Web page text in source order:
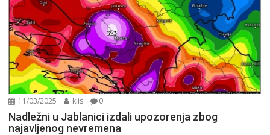
11/03/2025 klis 0
Nadležni u Jablanici izdali upozorenja zbog
najavljenog nevremena